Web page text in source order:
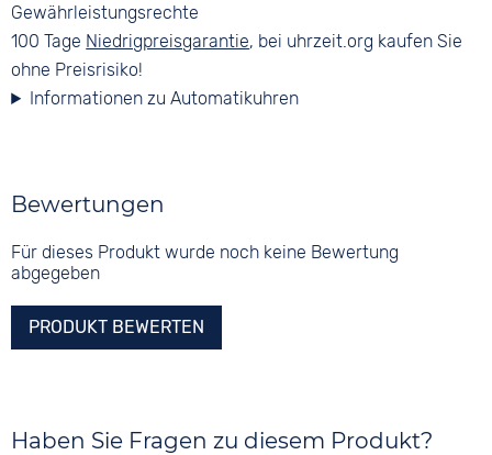
Gewährleistungsrechte
100 Tage Niedrigpreisgarantie, bei uhrzeit.org kaufen Sie
ohne Preisrisiko!
Informationen zu Automatikuhren
Bewertungen
Für dieses Produkt wurde noch keine Bewertung
abgegeben
PRODUKT BEWERTEN
Haben Sie Fragen zu diesem Produkt?